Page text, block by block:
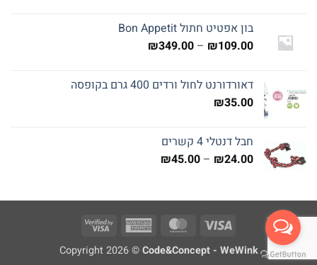
בון אפטיט חתול Bon Appetit
₪109.00
–
₪349.00
עד דאורדורנט לחול ורדים 400 גרם בקופסה
₪35.00
חבל דנטלי 4 קשרים
₪24.00
–
₪45.00
עד
Visa
MasterCard
American
Visa
Copyright 2026 ©Code&Concept - WeWink